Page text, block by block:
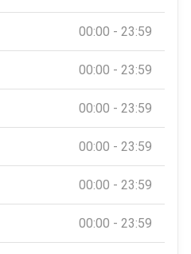
00:00 - 23:59
00:00 - 23:59
00:00 - 23:59
00:00 - 23:59
00:00 - 23:59
00:00 - 23:59